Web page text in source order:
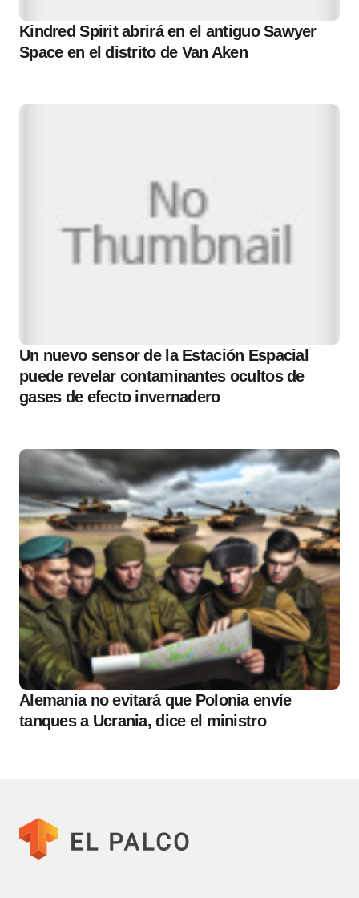
Kindred Spirit abrirá en el antiguo Sawyer
Space en el distrito de Van Aken
Un nuevo sensor de la Estación Espacial
puede revelar contaminantes ocultos de
gases de efecto invernadero
Alemania no evitará que Polonia envíe
tanques a Ucrania, dice el ministro